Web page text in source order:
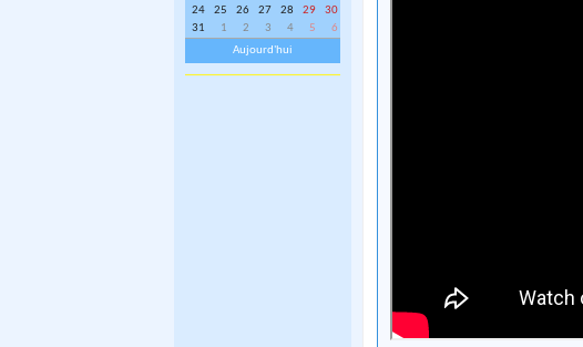
24
25 26 27 28 29
30
31
1 2 3 4 5
6
Aujourd'hui